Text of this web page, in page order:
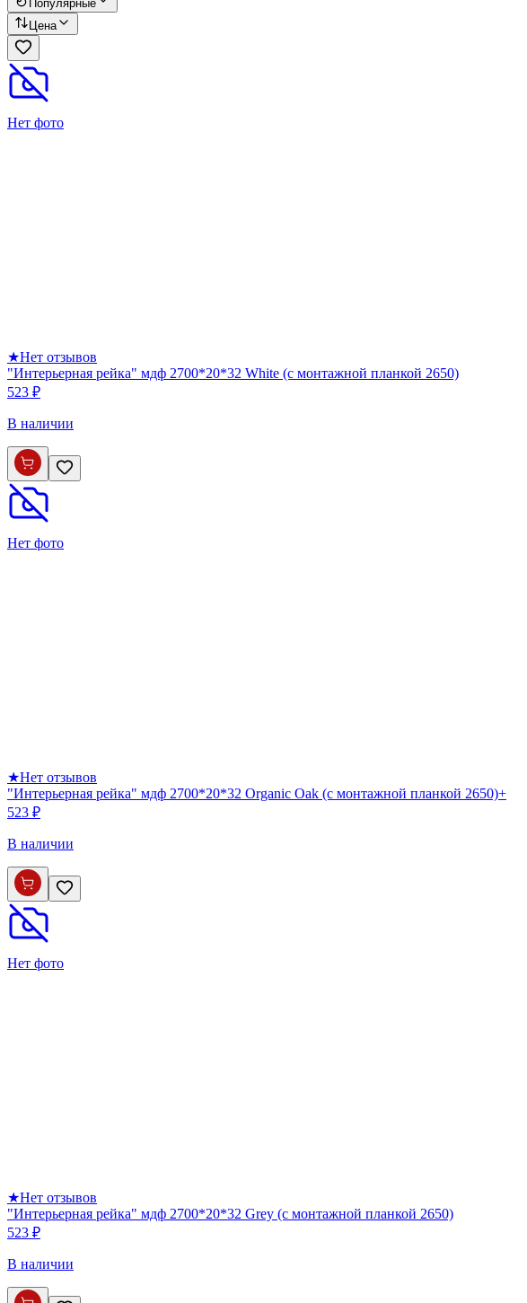
Популярные
Цена
Нет фото
★Нет отзывов
"Интерьерная рейка" мдф 2700*20*32 White (с монтажной планкой 2650)
523 ₽
В наличии
Нет фото
★Нет отзывов
"Интерьерная рейка" мдф 2700*20*32 Organic Oak (с монтажной планкой 2650)+
523 ₽
В наличии
Нет фото
★Нет отзывов
"Интерьерная рейка" мдф 2700*20*32 Grey (с монтажной планкой 2650)
523 ₽
В наличии